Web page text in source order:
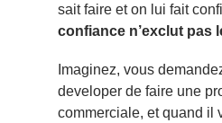
sait faire et on lui fait
confiance n’exclut pas
Imaginez, vous
developer de faire une
commerciale, et quand il